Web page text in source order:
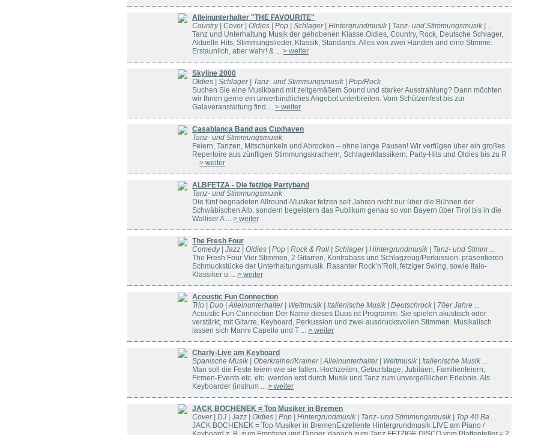
Alleinunterhalter "THE FAVOURITE"
Country | Cover | Oldies | Pop | Schlager | Hintergrundmusik | Tanz- und Stimmungsmusik | ...
Tanz und Unterhaltung Musik der gehobenen Klasse.Oldies, Country, Rock, Deutsche Schlager,
Aktuelle Hits, Stimmungslieder, Klassik, Standards. Alles von zwei Händen und eine Stimme.
Erstaunlich, aber wahr! & ... > weiter
Skyline 2000
Oldies | Schlager | Tanz- und Stimmungsmusik | Pop/Rock
Suchen Sie eine Musikband mit zeitgemäßem Sound und starker Ausstrahlung? Dann möchten
wir Ihnen gerne ein unverbindliches Angebot unterbreiten. Vom Schützenfest bis zur
Galaveranstaltung find ... > weiter
Casablanca Band aus Cuxhaven
Tanz- und Stimmungsmusik
Feiern, Tanzen, Mitschunkeln und Abrocken – ohne lange Pausen! Wir verfügen über ein großes
Repertoire aus zünftigen Stimmungskrachern, Schlagerklassikern, Party-Hits und Oldies bis zu R
... > weiter
ALBFETZA - Die fetzige Partyband
Tanz- und Stimmungsmusik
Die fünf begnadeten Allround-Musiker fetzen seit Jahren nicht nur über die Bühnen der
Schwäbischen Alb, sondern begeistern das Publikum genau so von Bayern über Tirol bis in die
Walliser A ... > weiter
The Fresh Four
Comedy | Jazz | Oldies | Pop | Rock & Roll | Schlager | Hintergrundmusik | Tanz- und Stimm ...
The Fresh Four Vier Stimmen, 2 Gitarren, Kontrabass und Schlagzeug/Perkussion. präsentieren
Schmuckstücke der Unterhaltungsmusik. Rasanter Rock’n’Roll, fetziger Swing, sowie Italo-
Klassiker u ... > weiter
Acoustic Fun Connection
Trio | Duo | Alleinunterhalter | Weltmusik | Italienische Musik | Deutschrock | 70er Jahre ...
Acoustic Fun Connection Der Name dieses Duos ist Programm. Sie spielen akustisch oder
verstärkt, mit Gitarre, Keyboard, Perkussion und zwei ausdrucksvollen Stimmen. Musikalisch
lassen sich Manni Capello und T ... > weiter
Charly-Live am Keyboard
Spanische Musik | Oberkrainer/Krainer | Alleinunterhalter | Weltmusik | Italienische Musik ...
Man soll die Feste feiern wie sie fallen. Hochzeiten, Geburtstage, Jubiläen, Familienfeiern,
Firmen-Events etc. etc. werden erst durch Musik und Tanz zum unvergeßlichen Erlebnis. Als
Keyboarder (instrum ... > weiter
JACK BOCHENEK = Top Musiker in Bremen
Cover | DJ | Jazz | Oldies | Pop | Hintergrundmusik | Tanz- und Stimmungsmusik | Top 40 Ba ...
JACK BOCHENEK = Top Musiker in BremenExzellente Hintergrundmusik LIVE am Piano /